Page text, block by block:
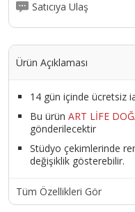
Satıcıya Ulaş
Ürün Açıklaması
14 gün içinde ücretsiz
Bu ürün ART LİFE
gönderilecektir
Stüdyo çekimlerinde
değişiklik gösterebilir.
Tüm Özellikleri Gör